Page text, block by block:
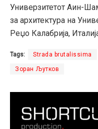
Универзитетот Аин-
за архитектура на
Реџо Калабрија,
Tags: Strada brutalissima
Зоран Љутков